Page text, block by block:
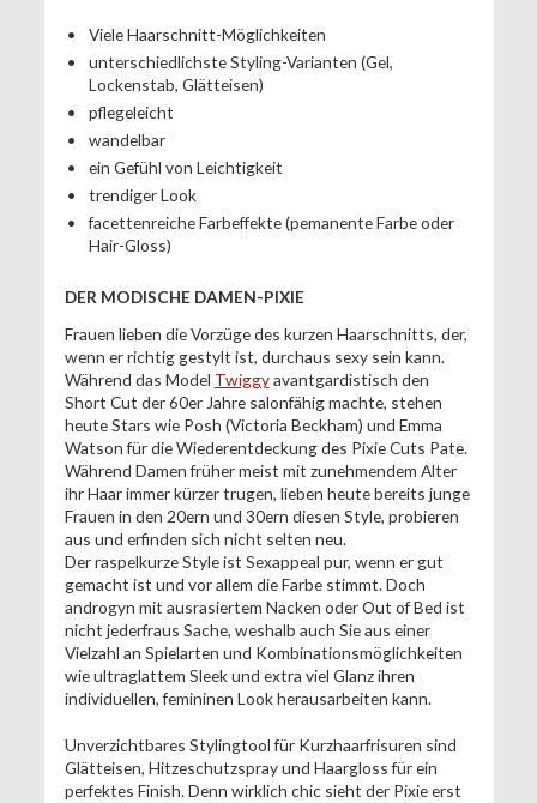
Viele Haarschnitt-Möglichkeiten
unterschiedlichste Styling-Varianten (Gel,
Lockenstab, Glätteisen)
pflegeleicht
wandelbar
ein Gefühl von Leichtigkeit
trendiger Look
facettenreiche Farbeffekte (pemanente Farbe oder
Hair-Gloss)
DER MODISCHE DAMEN-PIXIE
Frauen lieben die Vorzüge des kurzen Haarschnitts, der,
wenn er richtig gestylt ist, durchaus sexy sein kann.
Während das Model Twiggyavantgardistisch den
Short Cut der 60er Jahre salonfähig machte, stehen
heute Stars wie Posh (Victoria Beckham) und Emma
Watson für die Wiederentdeckung des Pixie Cuts Pate.
Während Damen früher meist mit zunehmendem Alter
ihr Haar immer kürzer trugen, lieben heute bereits junge
Frauen in den 20ern und 30ern diesen Style, probieren
aus und erfinden sich nicht selten neu.
Der raspelkurze Style ist Sexappeal pur, wenn er gut
gemacht ist und vor allem die Farbe stimmt. Doch
androgyn mit ausrasiertem Nacken oder Out of Bed ist
nicht jederfraus Sache, weshalb auch Sie aus einer
Vielzahl an Spielarten und Kombinationsmöglichkeiten
wie ultraglattem Sleek und extra viel Glanz ihren
individuellen, femininen Look herausarbeiten kann.
Unverzichtbares Stylingtool für Kurzhaarfrisuren sind
Glätteisen, Hitzeschutzspray und Haargloss für ein
perfektes Finish. Denn wirklich chic sieht der Pixie erst